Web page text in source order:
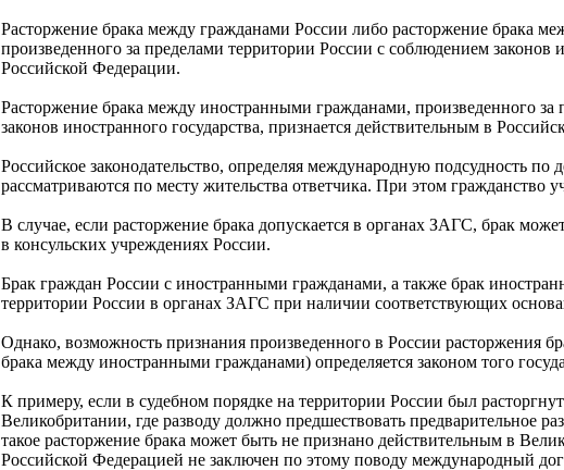
Расторжение брака между гражданами России либо расторжение брака
произведенного за пределами территории России с соблюдением законов
Российской Федерации.
Расторжение брака между иностранными гражданами, произведенного
законов иностранного государства, признается действительным в
Российское законодательство, определяя международную подсудность по
рассматриваются по месту жительства ответчика. При этом гражданство
В случае, если расторжение брака допускается в органах ЗАГС, брак
в консульских учреждениях России.
Брак граждан России с иностранными гражданами, а также брак
территории России в органах ЗАГС при наличии соответствующих
Однако, возможность признания произведенного в России расторжения
брака между иностранными гражданами) определяется законом того
К примеру, если в судебном порядке на территории России был
Великобритании, где разводу должно предшествовать предварительное
такое расторжение брака может быть не признано действительным в
Российской Федерацией не заключен по этому поводу международный